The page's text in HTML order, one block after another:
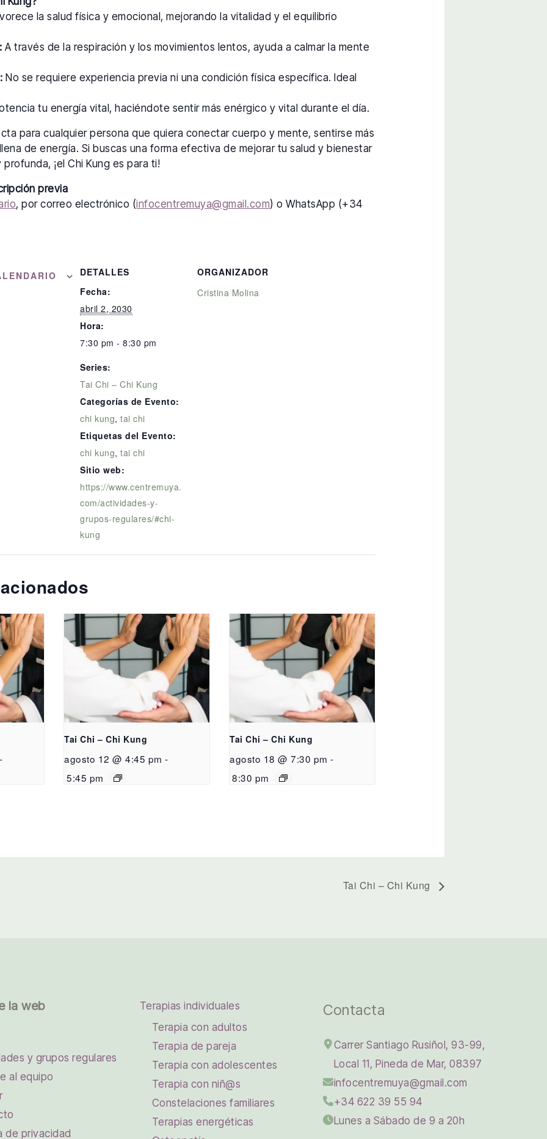
la salud física y emocional, mejorando la vitalidad y el equilibrio
A través de la respiración y los movimientos lentos, ayuda a calmar la mente
No se requiere experiencia previa ni una condición física específica. Ideal
tu energía vital, haciéndote sentir más enérgico y vital durante el día.
para cualquier persona que quiera conectar cuerpo y mente, sentirse más
de energía. Si buscas una forma efectiva de mejorar tu salud y bienestar
¡el Chi Kung es para ti!
previa
, por correo electrónico (infocentremuya@gmail.com) o WhatsApp (+34
DETALLES
Fecha:
abril 2, 2030
Hora:
7:30 pm - 8:30 pm
Series:
Tai Chi – Chi Kung
Categorías de Evento:
chi kung,tai chi
Etiquetas del Evento:
chi kung,tai chi
Sitio web:
https://www.centremuya.
com/actividades-y-
grupos-regulares/#chi-
kung
ORGANIZADOR
Cristina Molina
-
Tai Chi – Chi Kung
agosto 12 @ 4:45 pm -
5:45 pm
Tai Chi – Chi Kung
agosto 18 @ 7:30 pm -
8:30 pm
Tai Chi – Chi Kung
la web
y grupos regulares
al equipo
de privacidad
Terapias individuales
Terapia con adultos
Terapia de pareja
Terapia con adolescentes
Terapia con niñ@s
Constelaciones familiares
Terapias energéticas
Contacta
Carrer Santiago Rusiñol, 93-99,
Local 11, Pineda de Mar, 08397
infocentremuya@gmail.com
+34 622 39 55 94
Lunes a Sábado de 9 a 20h